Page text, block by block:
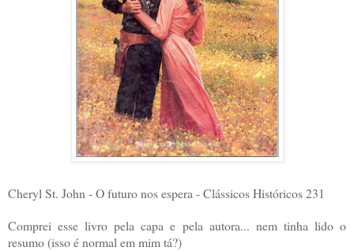
Cheryl St. John - O futuro nos espera - Clássicos Históricos 231
Comprei esse livro pela capa e pela autora... nem tinha lido o
resumo (isso é normal em mim tá?)